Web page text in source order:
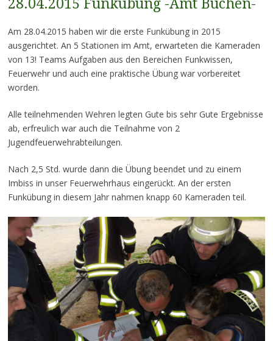
28.04.2015 Funkübung -Amt Büchen-
Am 28.04.2015 haben wir die erste Funkübung in 2015
ausgerichtet. An 5 Stationen im Amt, erwarteten die Kameraden
von 13! Teams Aufgaben aus den Bereichen Funkwissen,
Feuerwehr und auch eine praktische Übung war vorbereitet
worden.
Alle teilnehmenden Wehren legten Gute bis sehr Gute Ergebnisse
ab, erfreulich war auch die Teilnahme von 2
Jugendfeuerwehrabteilungen.
Nach 2,5 Std. wurde dann die Übung beendet und zu einem
Imbiss in unser Feuerwehrhaus eingerückt. An der ersten
Funkübung in diesem Jahr nahmen knapp 60 Kameraden teil.